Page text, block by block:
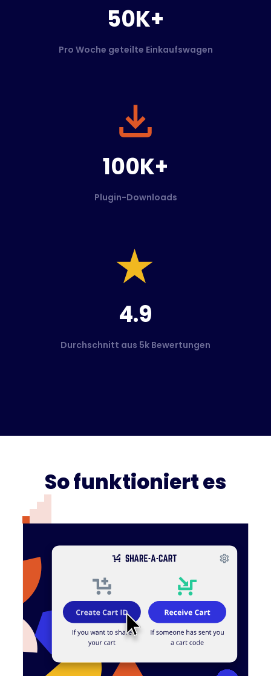
50K+
Pro Woche geteilte Einkaufswagen
100K+
Plugin-Downloads
4.9
Durchschnitt aus 5k Bewertungen
So funktioniert es